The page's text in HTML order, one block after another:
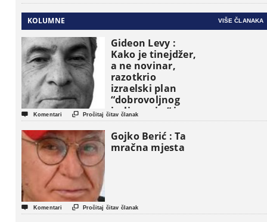
KOLUMNE VIŠE ČLANAKA
Gideon Levy :
Kako je tinejdžer,
a ne novinar,
razotkrio
izraelski plan
“dobrovoljnog
iseljavanja ” iz
Gaze
 Komentari  Pročitaj čitav članak
Gojko Berić : Ta
mračna mjesta
 Komentari  Pročitaj čitav članak